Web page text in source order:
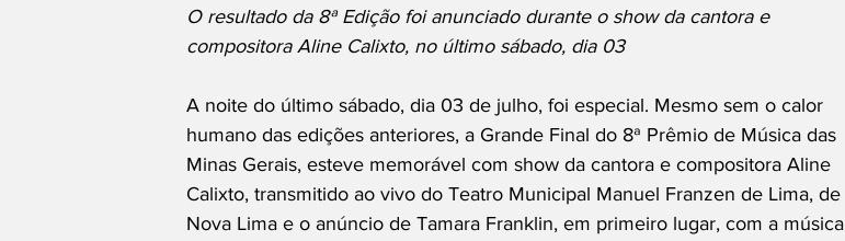
O resultado da 8ª Edição foi anunciado durante o show da cantora e
compositora Aline Calixto, no último sábado, dia 03
A noite do último sábado, dia 03 de julho, foi especial. Mesmo sem o calor
humano das edições anteriores, a Grande Final do 8ª Prêmio de Música das
Minas Gerais, esteve memorável com show da cantora e compositora Aline
Calixto, transmitido ao vivo do Teatro Municipal Manuel Franzen de Lima, de
Nova Lima e o anúncio de Tamara Franklin, em primeiro lugar, com a música